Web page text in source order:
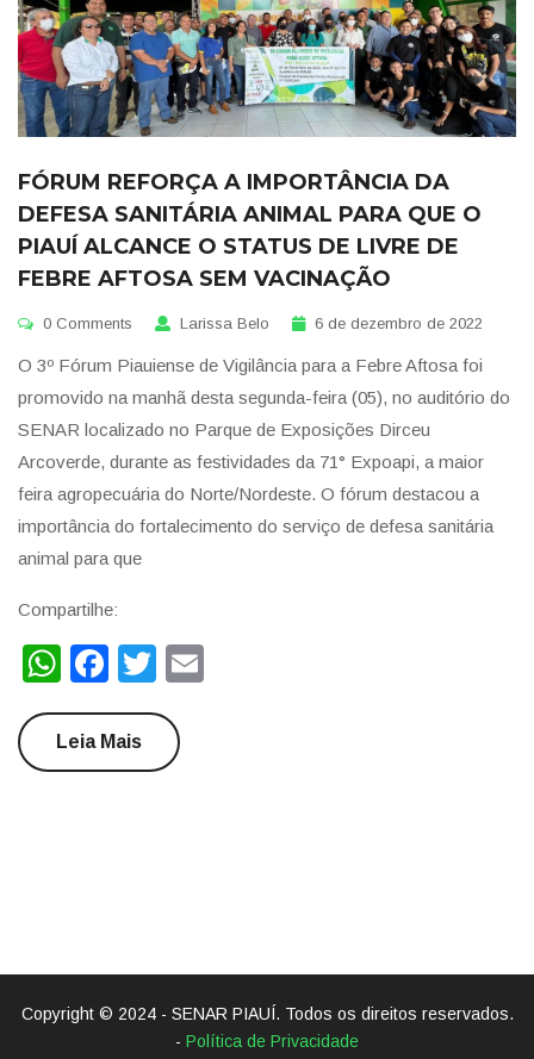
FÓRUM REFORÇA A IMPORTÂNCIA DA
DEFESA SANITÁRIA ANIMAL PARA QUE O
PIAUÍ ALCANCE O STATUS DE LIVRE DE
FEBRE AFTOSA SEM VACINAÇÃO
0 Comments Larissa Belo 6 de dezembro de 2022
O 3º Fórum Piauiense de Vigilância para a Febre Aftosa foi
promovido na manhã desta segunda-feira (05), no auditório do
SENAR localizado no Parque de Exposições Dirceu
Arcoverde, durante as festividades da 71° Expoapi, a maior
feira agropecuária do Norte/Nordeste. O fórum destacou a
importância do fortalecimento do serviço de defesa sanitária
animal para que
Compartilhe:
WhatsApp
Facebook
Twitter
Leia Mais
Copyright © 2024 - SENAR PIAUÍ. Todos os direitos reservados.
- Política de Privacidade